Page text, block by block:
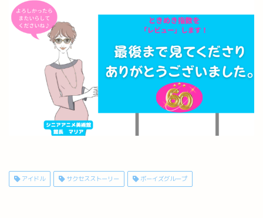
アイドル サクセスストーリー ボーイズグループ